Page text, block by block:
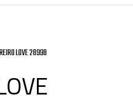
LOVE 28998